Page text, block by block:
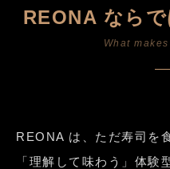
REONA なら
What
REONA は、ただ寿司を
「理解して味わう」体験